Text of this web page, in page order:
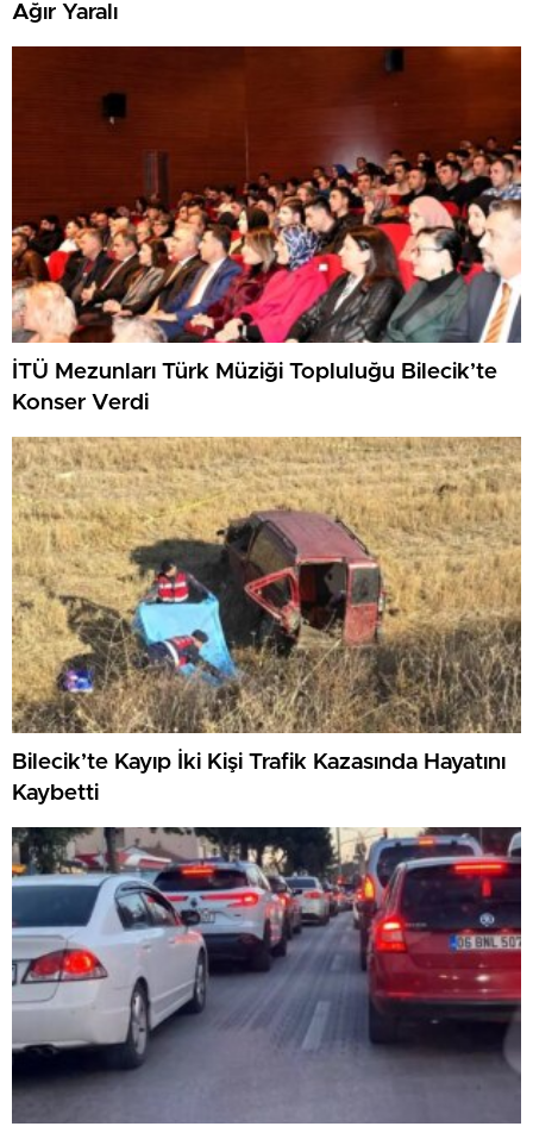
Ağır Yaralı
İTÜ Mezunları Türk Müziği Topluluğu Bilecik’te
Konser Verdi
Bilecik’te Kayıp İki Kişi Trafik Kazasında Hayatını
Kaybetti